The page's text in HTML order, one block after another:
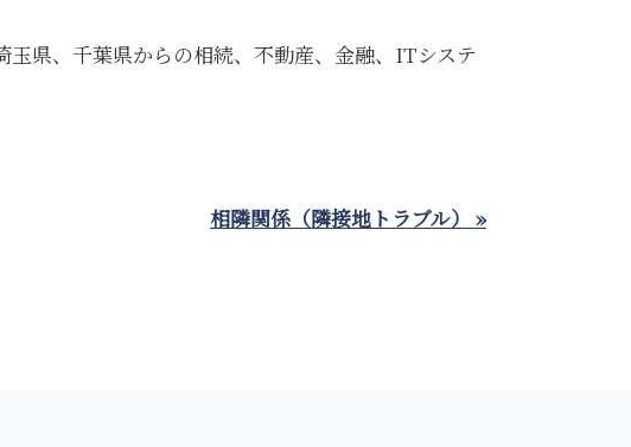
県、千葉県からの相続、不動産、金融、ITシステ
相隣関係（隣接地トラブル） »